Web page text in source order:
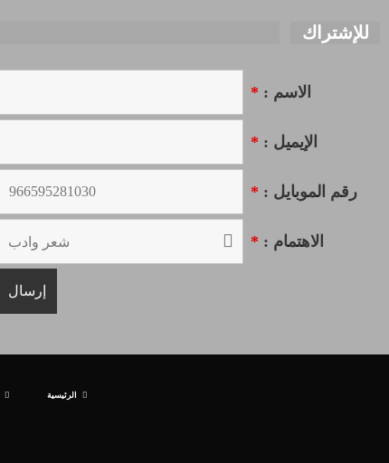
للإشتراك
الاسم : *
الإيميل : *
رقم الموبايل : *
الاهتمام : *
الرئيسية